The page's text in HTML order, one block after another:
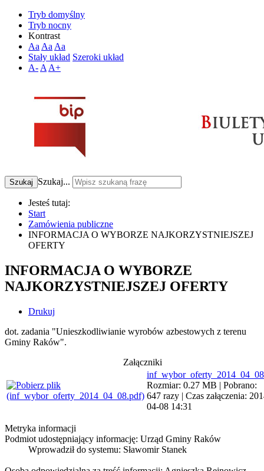
Tryb domyślny
Tryb nocny
Kontrast
Aa Aa Aa
Stały układ Szeroki układ
A- A A+
Szukaj Szukaj...
Jesteś tutaj:
Start
Zamówienia publiczne
INFORMACJA O WYBORZE NAJKORZYSTNIEJSZEJ
OFERTY
INFORMACJA O WYBORZE
NAJKORZYSTNIEJSZEJ OFERTY
Drukuj
dot. zadania "Unieszkodliwianie wyrobów azbestowych z terenu
Gminy Raków".
Załączniki
Rozmiar: 0.27 MB | Pobrano:
647 razy | Czas załączenia:
04-08 14:31
Metryka informacji
Podmiot udostępniający informację: Urząd Gminy Raków
Wprowadził do systemu: Sławomir Stanek